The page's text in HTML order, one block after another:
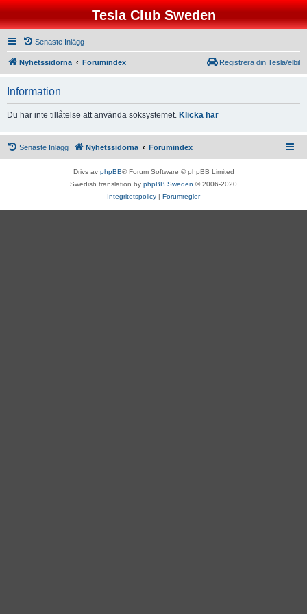
Tesla Club Sweden
Senaste Inlägg
Nyhetssidorna Forumindex Registrera din Tesla/elbil
Information
Du har inte tillåtelse att använda söksystemet. Klicka här
Senaste Inlägg Nyhetssidorna Forumindex
Drivs av phpBB® Forum Software © phpBB Limited
Swedish translation by phpBB Sweden © 2006-2020
Integritetspolicy | Forumregler